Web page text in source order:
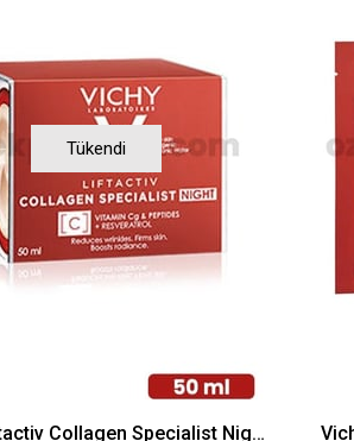
Tükendi
Vichy Liftactiv Collagen Specialist Night 50 ml